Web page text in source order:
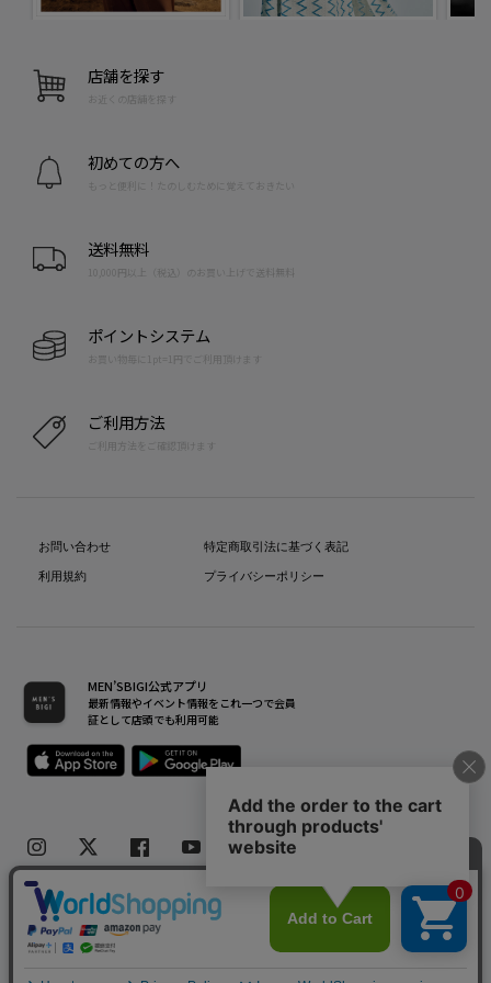
店舗を探す
お近くの店舗を探す
初めての方へ
もっと便利に！たのしむために覚えておきたい
送料無料
10,000円以上（税込）のお買い上げで送料無料
ポイントシステム
お買い物毎に1pt=1円でご利用頂けます
ご利用方法
ご利用方法をご確認頂けます
お問い合わせ
利用規約
特定商取引法に基づく表記
プライバシーポリシー
MEN’SBIGI公式アプリ
最新情報やイベント情報をこれ一つで会員
証として店頭でも利用可能
Copyright(C) Bigi Co.,Ltd.All Rights Reserved.